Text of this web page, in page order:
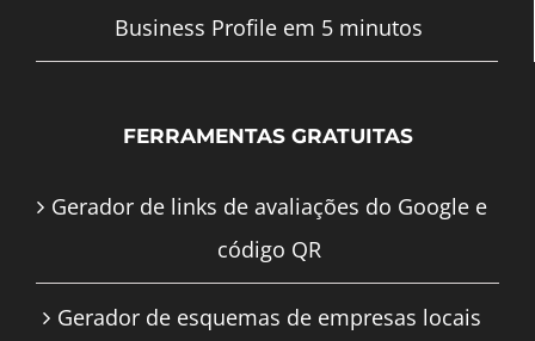
Business Profile em 5 minutos
FERRAMENTAS GRATUITAS
Gerador de links de avaliações do Google e
código QR
Gerador de esquemas de empresas locais